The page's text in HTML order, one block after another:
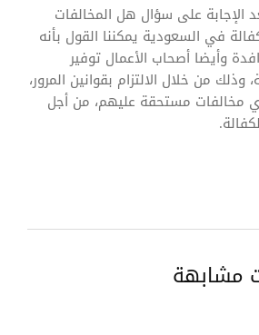
الإجابة على سؤال هل المخالفات
في السعودية يمكننا القول بأنه
وأيضا أصحاب الأعمال توفير
من خلال الالتزام بقوانين المرور،
مخالفات مستحقة عليهم، من أجل
مشابهة